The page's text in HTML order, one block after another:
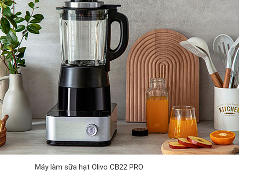
Máy làm sữa hạt Olivo CB22 PRO